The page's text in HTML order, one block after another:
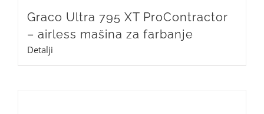
Graco Ultra 795 XT ProContractor
– airless mašina za farbanje
Detalji